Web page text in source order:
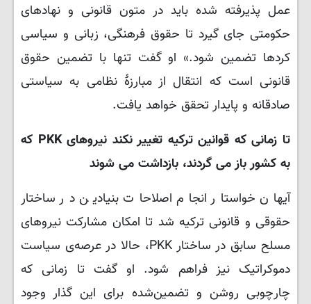
عمل پذیرفته شده باید در متون قانونی و نهادهای
حکومتی جای گیرد تا حقوق فرهنگی، زبانی و سیاسی
کردها تضمین شود.» او گفت تنها با تضمین حقوق
قانونی است که انتقال از مبارزهٔ نظامی به سیاستی
صادقانه و پایدار تحقق خواهد یافت.
تا زمانی که قوانین ترکیه تغییر نکند نیروهای PKK که
به کشور باز می گردند، بازداشت می شوند
آیهان خواستار انجام اصلاحات بنیادین در ساختار
حقوقی و قانونی ترکیه شد تا امکان مشارکت نیروهای
مسلح سابق در ساختار PKK، حالا در عرصه‌ی سیاست
دموکراتیک نیز فراهم شود. او گفت تا زمانی که
چارچوبی روشن و تضمین‌شده برای این گذار وجود